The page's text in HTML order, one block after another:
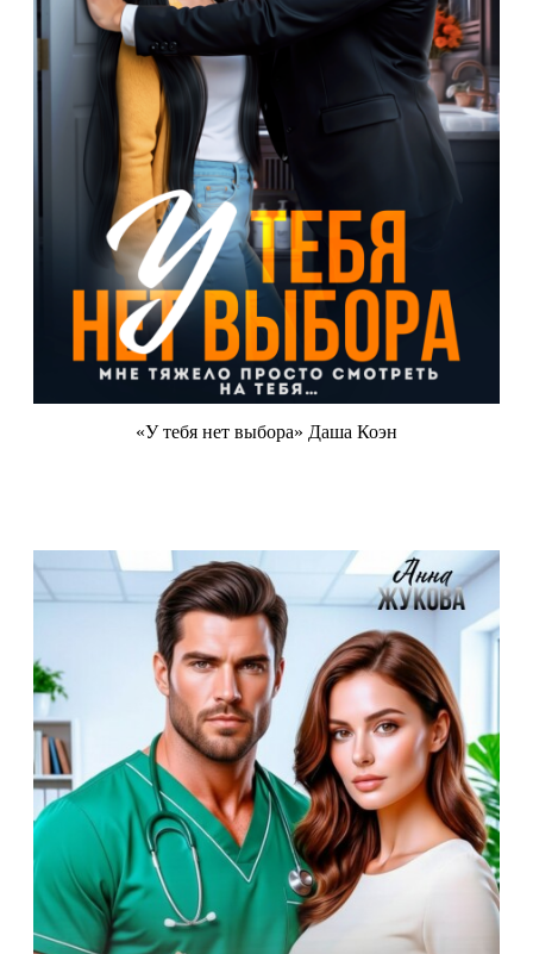
«У тебя нет выбора» Даша Коэн